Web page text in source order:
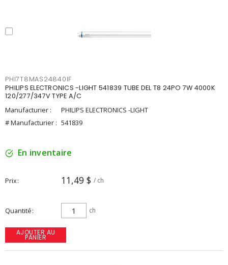
PHI7T8MAS24840IF
PHILIPS ELECTRONICS -LIGHT 541839 TUBE DEL T8 24PO 7W 4000K
120/277/347V TYPE A/C
Manufacturier :
PHILIPS ELECTRONICS -LIGHT
# Manufacturier : 541839
En inventaire
Prix 11,49 $ / ch
Quantité ch
AJOUTER AU
PANIER